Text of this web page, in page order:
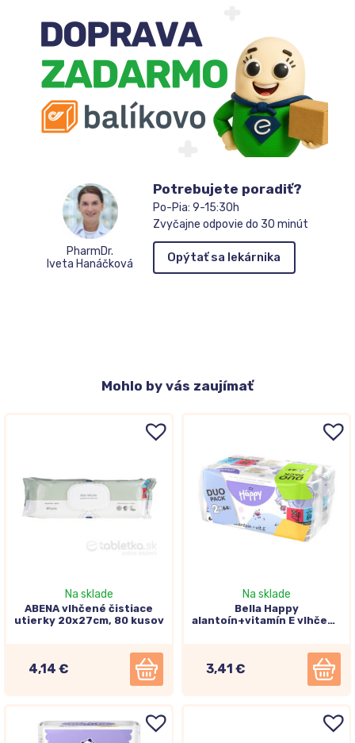
čakateľov
PharmDr.
Iveta Hanáčková
Potrebujete poradiť?
Po-Pia: 9-15:30h
Zvyčajne odpovie do 30 minút
Opýtať sa lekárnika
Mohlo by vás zaujímať
Na sklade
ABENA vlhčené čistiace
utierky 20x27cm, 80 kusov
4,14 €
Na sklade
Bella Happy
alantoín+vitamín E vlhčené
3,41 €